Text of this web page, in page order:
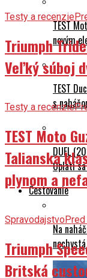
TEST
novým
TEST
s
DUEL
Oplatí
Cestovanie
Na
Testy a recenzie
Triumph
Veľký súboj
Testy a recenzie
TEST Moto
Talianska
plynom a
Spravodajstvo
Triumph
Britská